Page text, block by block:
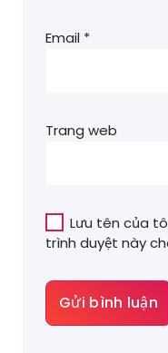
Email *
Trang web
Lưu tên của
trình duyệt này